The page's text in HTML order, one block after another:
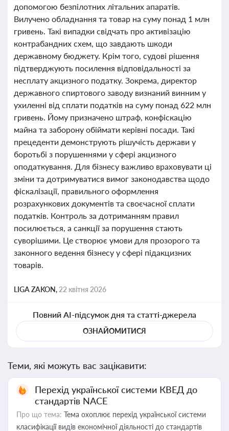
допомогою безпілотних літальних апаратів.
Вилучено обладнання та товар на суму понад 1 млн
гривень. Такі випадки свідчать про активізацію
контрабандних схем, що завдають шкоди
державному бюджету. Крім того, судові рішення
підтверджують посилення відповідальності за
несплату акцизного податку. Зокрема, директор
державного спиртового заводу визнаний винним у
ухиленні від сплати податків на суму понад 622 млн
гривень. Йому призначено штраф, конфіскацію
майна та заборону обіймати керівні посади. Такі
прецеденти демонструють рішучість держави у
боротьбі з порушеннями у сфері акцизного
оподаткування. Для бізнесу важливо враховувати ці
зміни та дотримуватися вимог законодавства щодо
фіскалізації, правильного оформлення
розрахункових документів та своєчасної сплати
податків. Контроль за дотриманням правил
посилюється, а санкції за порушення стають
суворішими. Це створює умови для прозорого та
законного ведення бізнесу у сфері підакцизних
товарів.
LIGA ZAKON, 22 квітня 2026
Повний AI-підсумок дня та статті-джерела
ОЗНАЙОМИТИСЯ
Теми, які можуть вас зацікавити:
Перехід української системи КВЕД до
стандартів NACE
Про що тема: Тема охоплює перехід української системи
класифікації видів економічної діяльності до стандартів